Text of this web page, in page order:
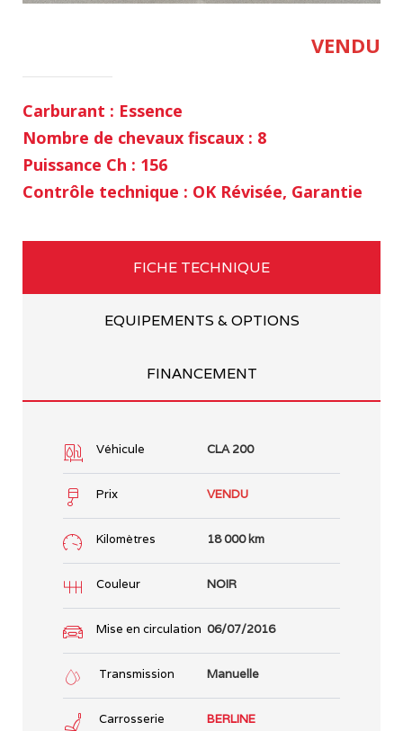
VENDU
Carburant : Essence
Nombre de chevaux fiscaux : 8
Puissance Ch : 156
Contrôle technique : OK Révisée, Garantie
FICHE TECHNIQUE
EQUIPEMENTS & OPTIONS
FINANCEMENT
Véhicule CLA 200
Prix VENDU
Kilomètres 18 000 km
Couleur NOIR
Mise en circulation 06/07/2016
Transmission Manuelle
Carrosserie BERLINE